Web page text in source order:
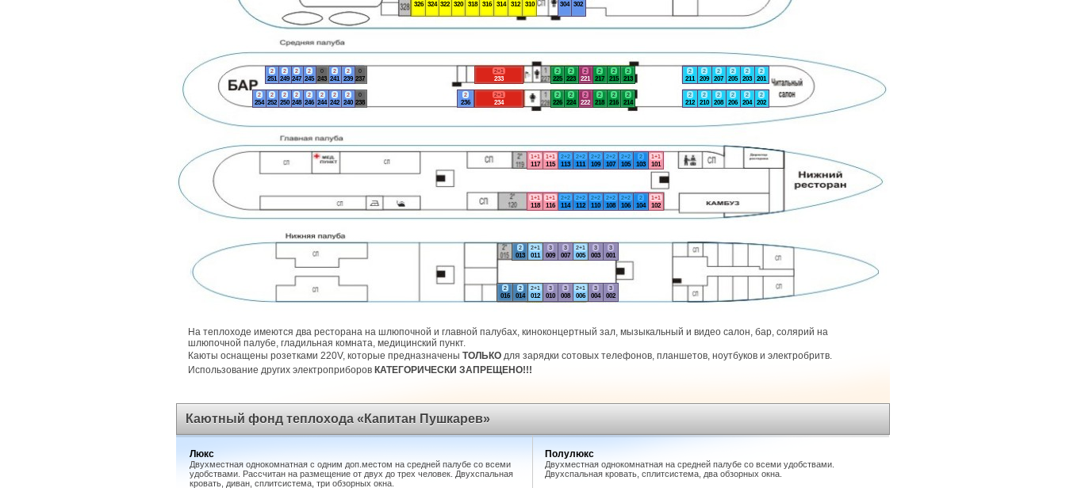
3
001
3
002
3
003
3
004
2+1
005
2+1
006
3
007
3
008
3
009
3
010
2+1
011
2+1
012
2
013
2
014
2
016
1+1
101
1+1
102
2
103
2
104
2+2
105
2+2
106
2+2
107
2+2
108
2+2
109
2+2
110
2+2
111
2+2
112
2+2
113
2+2
114
1+1
115
1+1
116
1+1
117
1+1
118
2
201
2
202
2
203
2
204
2
205
2
206
2
207
2
208
2
209
2
210
2
211
2
212
2
213
2
214
2
215
2
216
2
217
2
218
2
221
2
222
2
223
2
224
2
225
2
226
2+1
233
2+1
234
2
236
0
237
0
238
2
239
2
240
2
241
2
242
0
243
2
244
2
245
2
246
2
247
2
248
2
249
2
250
2
251
2
252
2
254
302
304
310
312
314
316
318
320
322
324
326
На теплоходе имеются два ресторана на шлюпочной и главной палубах, киноконцертный зал, мызыкальный и видео салон, бар, солярий на
шлюпочной палубе, гладильная комната, медицинский пункт.
Каюты оснащены розетками 220V, которые предназначены ТОЛЬКО для зарядки сотовых телефонов, планшетов, ноутбуков и электробритв.
Использование других электроприборов КАТЕГОРИЧЕСКИ ЗАПРЕЩЕНО!!!
Каютный фонд теплохода «Капитан Пушкарев»
Люкс
Двухместная однокомнатная с одним доп.местом на средней палубе со всеми
удобствами. Рассчитан на размещение от двух до трех человек. Двухспальная
кровать, диван, сплитсистема, три обзорных окна.
Полулюкс
Двухместная однокомнатная на средней палубе со всеми удобствами.
Двухспальная кровать, сплитсистема, два обзорных окна.